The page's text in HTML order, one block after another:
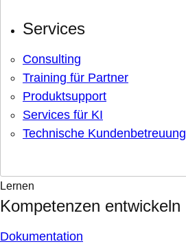
Services
Consulting
Training für Partner
Produktsupport
Services für KI
Technische Kundenbetreuung
Lernen
Kompetenzen entwickeln
Dokumentation